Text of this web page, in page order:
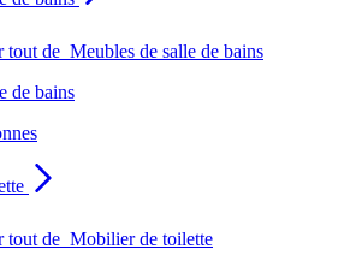
tout de Meubles de salle de bains
de bains
tout de Mobilier de toilette